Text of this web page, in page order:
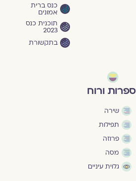
כנס ברית
אמונים
תוכנית כנס
2023
בתקשורת
ספרות ורוח
שירה
תפילות
פרוזה
מסה
גלוית עיניים